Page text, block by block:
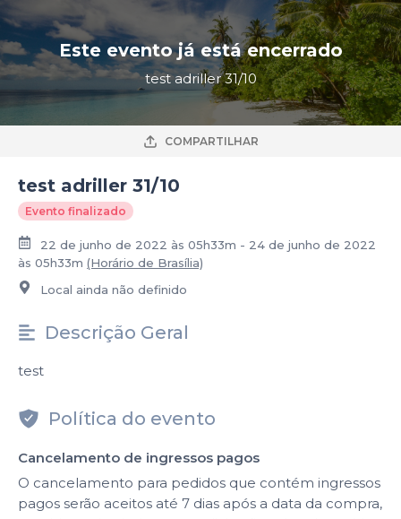
Este evento já está encerrado
test adriller 31/10
COMPARTILHAR
test adriller 31/10
Evento finalizado
22 de junho de 2022 às 05h33m - 24 de junho de 2022
às 05h33m (Horário de Brasília)
Local ainda não definido
Descrição Geral
test
Política do evento
Cancelamento de ingressos pagos
O cancelamento para pedidos que contém ingressos
pagos serão aceitos até 7 dias após a data da compra,